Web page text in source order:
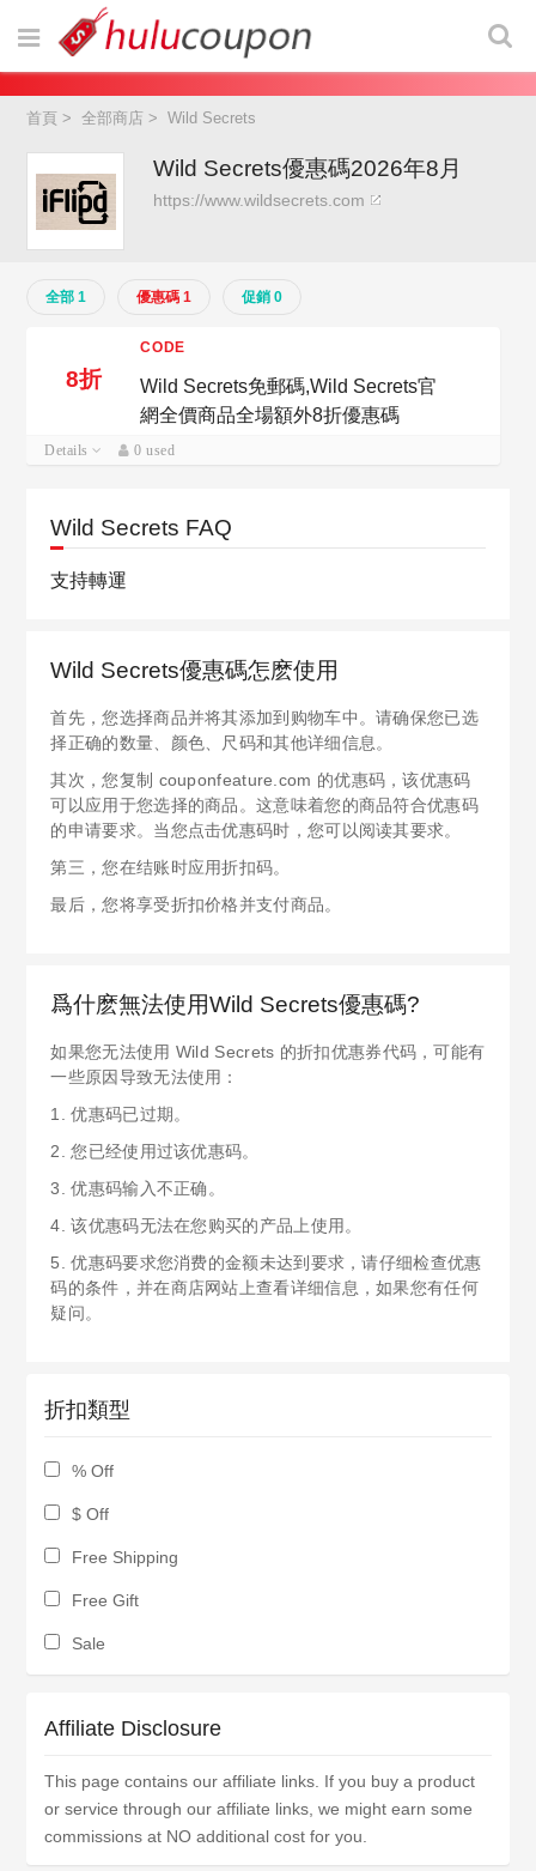
首頁 >全部商店 >Wild Secrets
Wild Secrets優惠碼2026年8月
https://www.wildsecrets.com
全部 1 優惠碼 1 促銷 0
8折
CODE
Wild Secrets免郵碼,Wild Secrets官
網全價商品全場額外8折優惠碼
Details 0 used
Wild Secrets FAQ
支持轉運
Wild Secrets優惠碼怎麽使用
首先，您选择商品并将其添加到购物车中。请确保您已选
择正确的数量、颜色、尺码和其他详细信息。
其次，您复制 couponfeature.com 的优惠码，该优惠码
可以应用于您选择的商品。这意味着您的商品符合优惠码
的申请要求。当您点击优惠码时，您可以阅读其要求。
第三，您在结账时应用折扣码。
最后，您将享受折扣价格并支付商品。
爲什麽無法使用Wild Secrets優惠碼?
如果您无法使用 Wild Secrets 的折扣优惠券代码，可能有
一些原因导致无法使用：
1. 优惠码已过期。
2. 您已经使用过该优惠码。
3. 优惠码输入不正确。
4. 该优惠码无法在您购买的产品上使用。
5. 优惠码要求您消费的金额未达到要求，请仔细检查优惠
码的条件，并在商店网站上查看详细信息，如果您有任何
疑问。
折扣類型
% Off
$ Off
Free Shipping
Free Gift
Sale
Affiliate Disclosure
This page contains our affiliate links. If you buy a product
or service through our affiliate links, we might earn some
commissions at NO additional cost for you.